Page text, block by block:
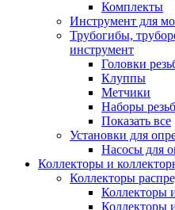
Комплекты
Инструмент для
Трубогибы,
инструмент
Головки
Клуппы
Метчики
Наборы
Показать все
Установки для
Насосы для
Коллекторы и
Коллекторы
Коллекторы
Коллекторы